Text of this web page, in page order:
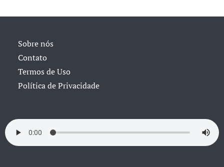
Sobre nós
Contato
Termos de Uso
Política de Privacidade